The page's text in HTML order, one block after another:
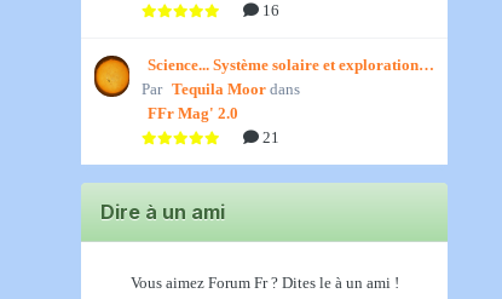
16
Science... Système solaire et exploration
spatiale, par Jedino
Par Tequila Moor dans
FFr Mag' 2.0
21
Dire à un ami
Vous aimez Forum Fr ? Dites le à un ami !